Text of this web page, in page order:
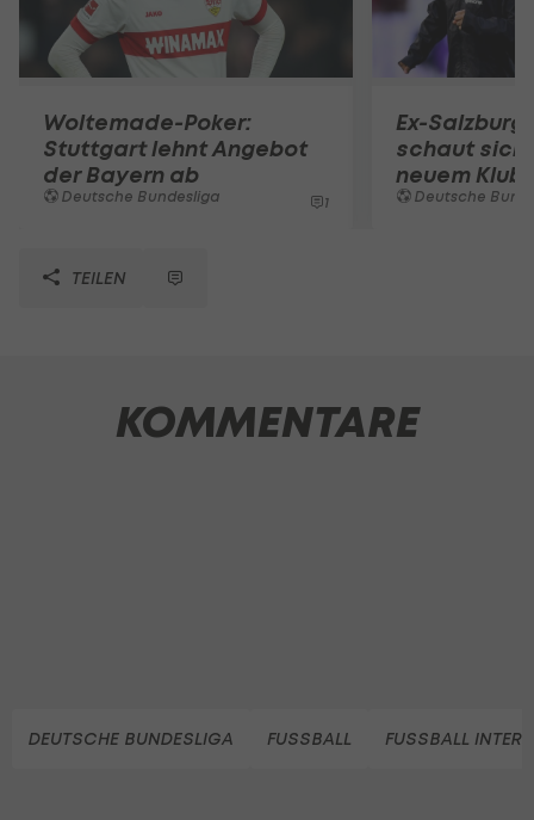
Woltemade-Poker:
Stuttgart lehnt Angebot
der Bayern ab
Deutsche Bundesliga 1
Ex-
schaut sich
neuem Klub
Deutsche
TEILEN
KOMMENTARE
DEUTSCHE BUNDESLIGA FUSSBALL FUSSBALL